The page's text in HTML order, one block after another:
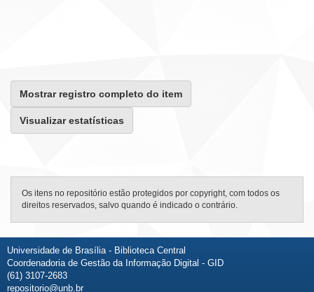
Mostrar registro completo do item
Visualizar estatísticas
Os itens no repositório estão protegidos por copyright, com todos os
direitos reservados, salvo quando é indicado o contrário.
Universidade de Brasília - Biblioteca Central
Coordenadoria de Gestão da Informação Digital - GID
(61) 3107-2683
repositorio@unb.br